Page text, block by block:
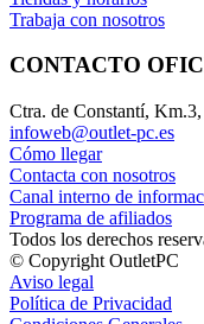
Trabaja con nosotros
CONTACTO
Ctra. de Constantí,
infoweb@outlet-pc.es
Cómo llegar
Contacta con nosotros
Canal interno de
Programa de afiliados
Todos los derechos
© Copyright OutletPC
Aviso legal
Política de Privacidad